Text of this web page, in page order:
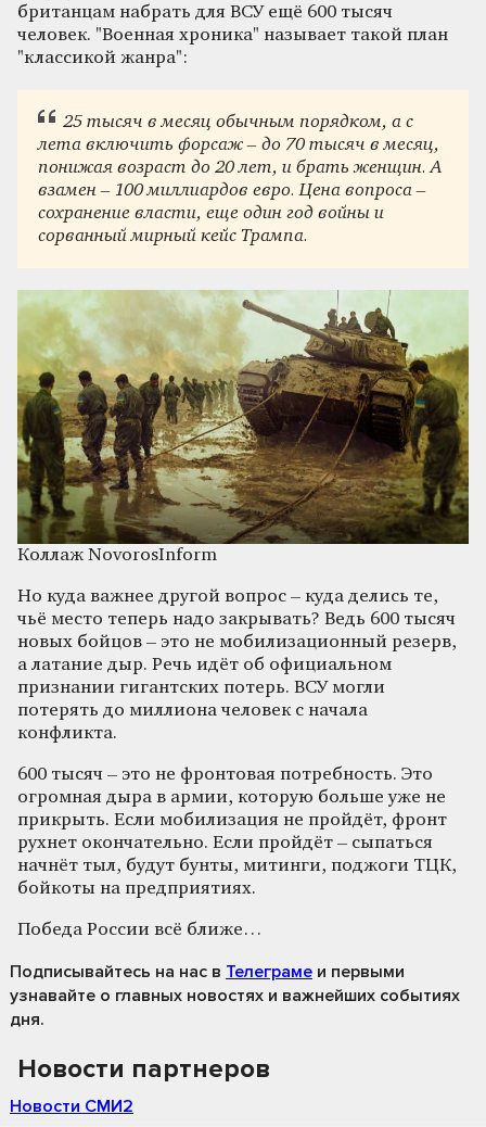
британцам набрать для ВСУ ещё 600 тысяч
человек. "Военная хроника" называет такой план
"классикой жанра":
25 тысяч в месяц обычным порядком, а с
лета включить форсаж – до 70 тысяч в месяц,
понижая возраст до 20 лет, и брать женщин. А
взамен – 100 миллиардов евро. Цена вопроса –
сохранение власти, еще один год войны и
сорванный мирный кейс Трампа.
Коллаж NovorosInform
Но куда важнее другой вопрос – куда делись те,
чьё место теперь надо закрывать? Ведь 600 тысяч
новых бойцов – это не мобилизационный резерв,
а латание дыр. Речь идёт об официальном
признании гигантских потерь. ВСУ могли
потерять до миллиона человек с начала
конфликта.
600 тысяч – это не фронтовая потребность. Это
огромная дыра в армии, которую больше уже не
прикрыть. Если мобилизация не пройдёт, фронт
рухнет окончательно. Если пройдёт – сыпаться
начнёт тыл, будут бунты, митинги, поджоги ТЦК,
бойкоты на предприятиях.
Победа России всё ближе…
Подписывайтесь на нас в Телеграме и первыми
узнавайте о главных новостях и важнейших событиях
дня.
Новости партнеров
Новости СМИ2